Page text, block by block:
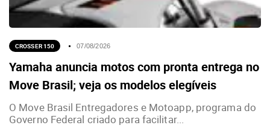
CROSSER 150 07/08/2026
Yamaha anuncia motos com pronta entrega no
Move Brasil; veja os modelos elegíveis
O Move Brasil Entregadores e Motoapp, programa do
Governo Federal criado para facilitar...